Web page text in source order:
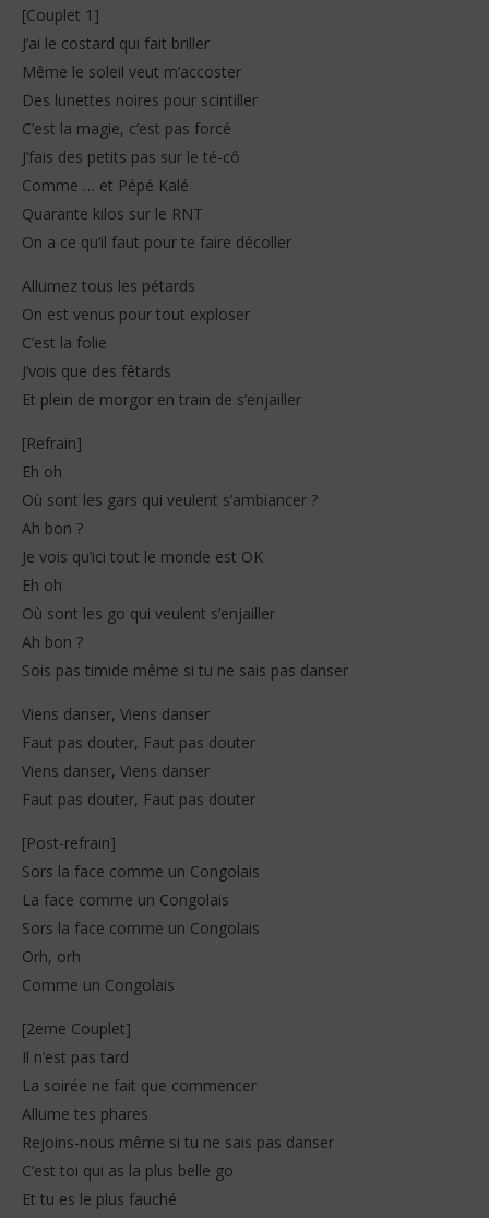
[Couplet 1]
J’ai le costard qui fait briller
Même le soleil veut m’accoster
Des lunettes noires pour scintiller
C’est la magie, c’est pas forcé
J’fais des petits pas sur le té-cô
Comme … et Pépé Kalé
Quarante kilos sur le RNT
On a ce qu’il faut pour te faire décoller
Allumez tous les pétards
On est venus pour tout exploser
C’est la folie
J’vois que des fêtards
Et plein de morgor en train de s’enjailler
[Refrain]
Eh oh
Où sont les gars qui veulent s’ambiancer ?
Ah bon ?
Je vois qu’ici tout le monde est OK
Eh oh
Où sont les go qui veulent s’enjailler
Ah bon ?
Sois pas timide même si tu ne sais pas danser
Viens danser, Viens danser
Faut pas douter, Faut pas douter
Viens danser, Viens danser
Faut pas douter, Faut pas douter
[Post-refrain]
Sors la face comme un Congolais
La face comme un Congolais
Sors la face comme un Congolais
Orh, orh
Comme un Congolais
[2eme Couplet]
Il n’est pas tard
La soirée ne fait que commencer
Allume tes phares
Rejoins-nous même si tu ne sais pas danser
C’est toi qui as la plus belle go
Et tu es le plus fauché